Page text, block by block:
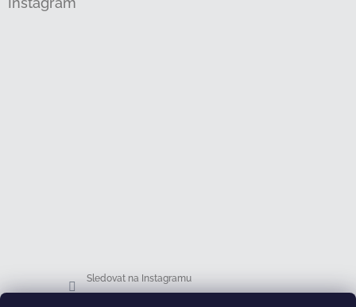
Sledovat na Instagramu